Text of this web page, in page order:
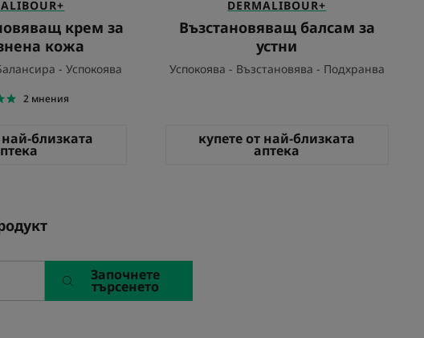
крем за
кожа
- Успокоява
2 мнения
най-близката
DERMALIBOUR+
Възстановяващ балсам за
устни
Успокоява - Възстановява - Подхранва
купете от най-близката
аптека
Започнете
търсенето